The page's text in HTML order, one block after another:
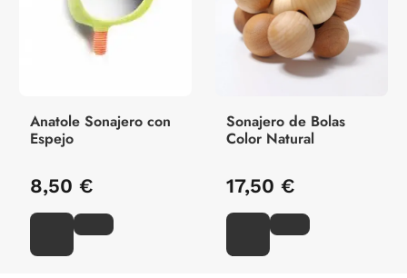
Anatole Sonajero con
Espejo
8,50 €
Sonajero de Bolas
Color Natural
17,50 €